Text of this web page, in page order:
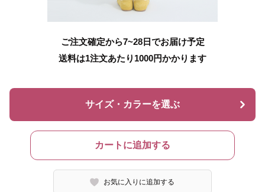
ご注文確定から7~28日でお届け予定
送料は1注文あたり 1000円かかります
サイズ・カラーを選ぶ
カートに追加する
お気に入りに追加する